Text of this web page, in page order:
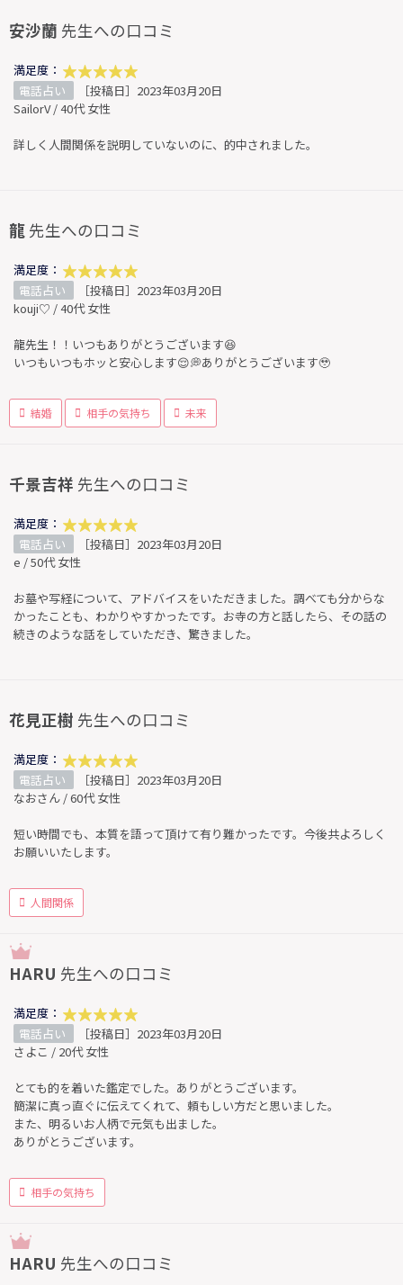
安沙蘭 先生への口コミ
満足度：
電話占い
［投稿日］2023年03月20日
SailorV / 40代 女性
詳しく人間関係を説明していないのに、的中されました。
龍 先生への口コミ
満足度：
電話占い
［投稿日］2023年03月20日
kouji♡ / 40代 女性
龍先生！！いつもありがとうございます😆
いつもいつもホッと安心します😌💭ありがとうございます🥹
結婚 相手の気持ち 未来
千景吉祥 先生への口コミ
満足度：
電話占い
［投稿日］2023年03月20日
e / 50代 女性
お墓や写経について、アドバイスをいただきました。調べても分からな
かったことも、わかりやすかったです。お寺の方と話したら、その話の
続きのような話をしていただき、驚きました。
花見正樹 先生への口コミ
満足度：
電話占い
［投稿日］2023年03月20日
なおさん / 60代 女性
短い時間でも、本質を語って頂けて有り難かったです。今後共よろしく
お願いいたします。
人間関係
HARU 先生への口コミ
満足度：
電話占い
［投稿日］2023年03月20日
さよこ / 20代 女性
とても的を着いた鑑定でした。ありがとうございます。
簡潔に真っ直ぐに伝えてくれて、頼もしい方だと思いました。
また、明るいお人柄で元気も出ました。
ありがとうございます。
相手の気持ち
HARU 先生への口コミ